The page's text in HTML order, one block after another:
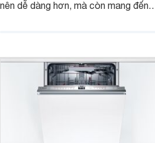
nên dễ dàng hơn, mà còn mang đến
sản phẩm này mang lại nhé.